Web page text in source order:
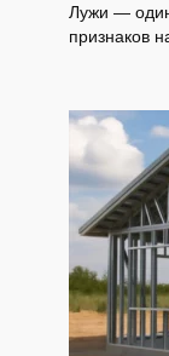
Лужи —
признаков